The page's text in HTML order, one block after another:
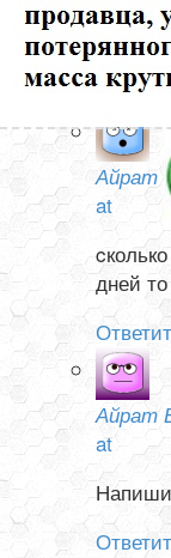
ни в Китае,
узнать она
Ответить
Айрат
at
дней
Айрат
at